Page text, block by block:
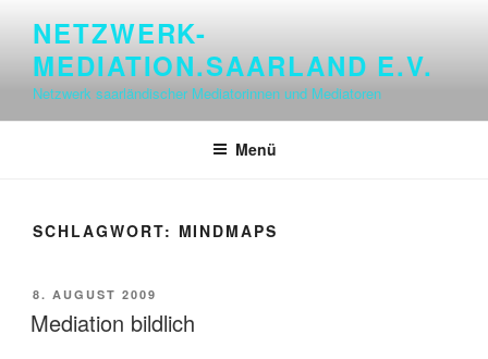
springen
NETZWERK-
MEDIATION.SAARLAND E.V.
Netzwerk saarländischer Mediatorinnen und Mediatoren
Menü
SCHLAGWORT: MINDMAPS
VERÖFFENTLICHT
AM
8. AUGUST 2009
Mediation bildlich